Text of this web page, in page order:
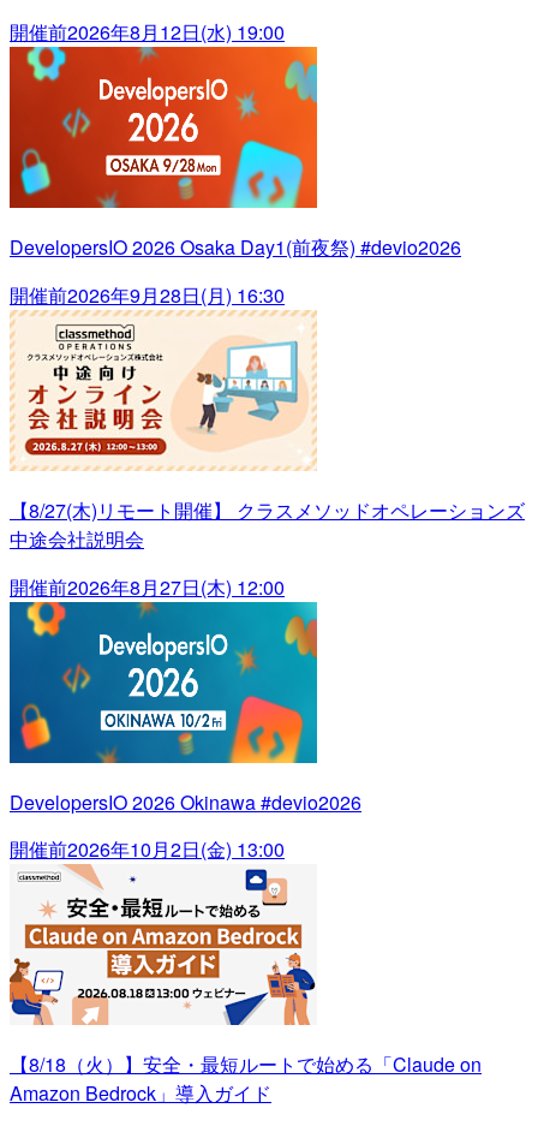
開催前2026年8月12日(水) 19:00
DevelopersIO 2026 Osaka Day1(前夜祭) #devio2026
開催前2026年9月28日(月) 16:30
【8/27(木)リモート開催】 クラスメソッドオペレーションズ
中途会社説明会
開催前2026年8月27日(木) 12:00
DevelopersIO 2026 Okinawa #devio2026
開催前2026年10月2日(金) 13:00
【8/18（火）】安全・最短ルートで始める「Claude on
Amazon Bedrock」導入ガイド